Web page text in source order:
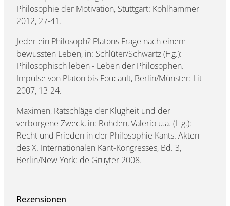
Philosophie der Motivation, Stuttgart: Kohlhammer
2012, 27-41.
Jeder ein Philosoph? Platons Frage nach einem
bewussten Leben, in: Schlüter/Schwartz (Hg.):
Philosophisch leben - Leben der Philosophen.
Impulse von Platon bis Foucault, Berlin/Münster: Lit
2007, 13-24.
Maximen, Ratschläge der Klugheit und der
verborgene Zweck, in: Rohden, Valerio u.a. (Hg.):
Recht und Frieden in der Philosophie Kants. Akten
des X. Internationalen Kant-Kongresses, Bd. 3,
Berlin/New York: de Gruyter 2008.
Rezensionen